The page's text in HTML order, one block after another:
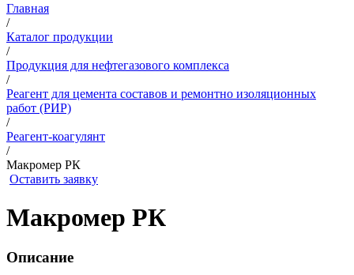
Главная
/
Каталог продукции
/
Продукция для нефтегазового комплекса
/
Реагент для цемента составов и ремонтно изоляционных
работ (РИР)
/
Реагент-коагулянт
/
Макромер РК
Оставить заявку
Макромер РК
Описание